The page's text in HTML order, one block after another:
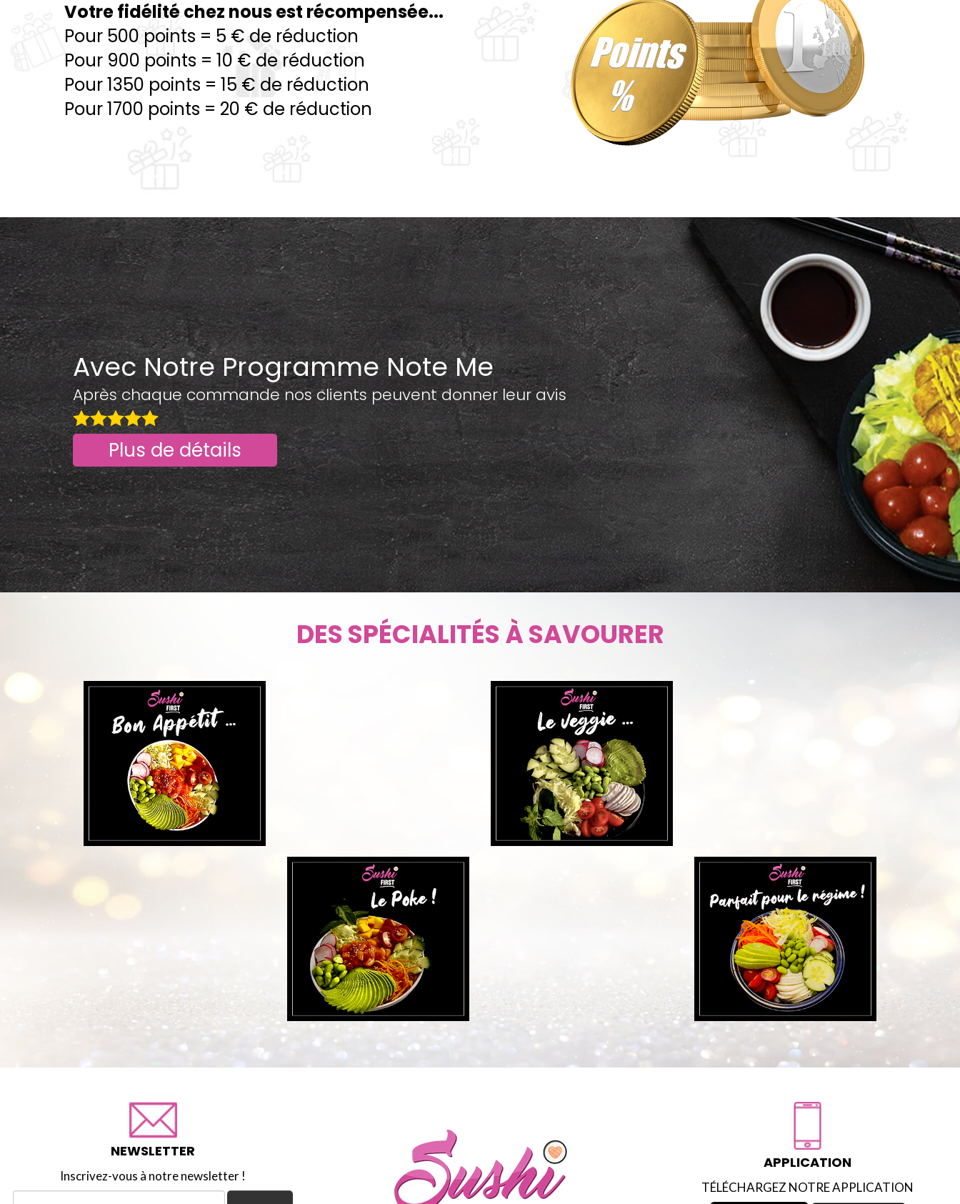
Votre fidélité chez nous est récompensée...
Pour 500 points = 5 € de réduction
Pour 900 points = 10 € de réduction
Pour 1350 points = 15 € de réduction
Pour 1700 points = 20 € de réduction
Avec Notre Programme Note Me
Après chaque commande nos clients peuvent donner leur avis
Plus de détails
DES SPÉCIALITÉS À SAVOURER
DÉCOUVRIR DÉCOUVRIR
DÉCOUVRIR
NEWSLETTER
Inscrivez-vous à notre newsletter !
APPLICATION
TÉLÉCHARGEZ NOTRE APPLICATION